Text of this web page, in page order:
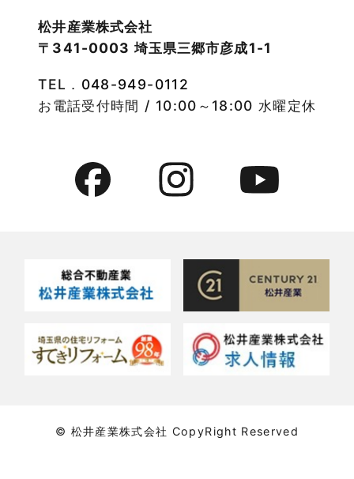
物件検索
物件特集
竹ノ塚店-ブログ
貸倉庫・その他
貸店舗活用事例
賃貸物件
賃貸用マンション・アパート
2022年9月
2022年8月
2022年6月
2022年3月
2022年2月
松井産業株式会社
〒341-0003 埼玉県三郷市彦成1-1
TEL． 048-949-0112
お電話受付時間 / 10:00～18:00 水曜定休
© 松井産業株式会社 CopyRight Reserved